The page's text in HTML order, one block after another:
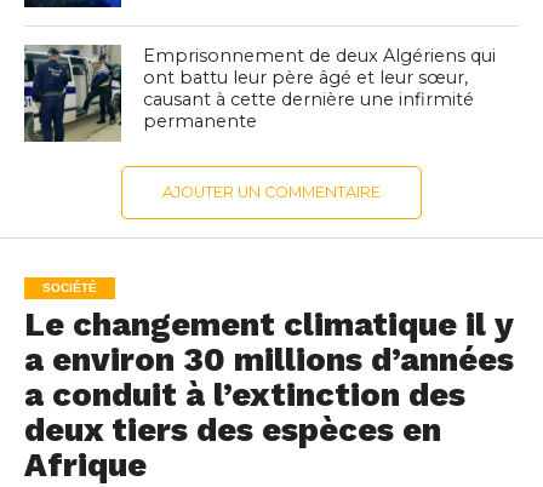
Emprisonnement de deux Algériens qui
ont battu leur père âgé et leur sœur,
causant à cette dernière une infirmité
permanente
AJOUTER UN COMMENTAIRE
SOCIÉTÉ
Le changement climatique il y
a environ 30 millions d’années
a conduit à l’extinction des
deux tiers des espèces en
Afrique